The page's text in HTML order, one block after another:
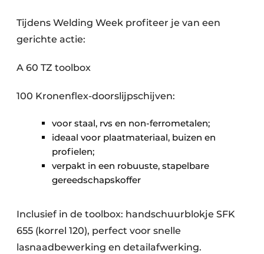
Tijdens Welding Week profiteer je van een
gerichte actie:
A 60 TZ toolbox
100 Kronenflex-doorslijpschijven:
voor staal, rvs en non-ferrometalen;
ideaal voor plaatmateriaal, buizen en
profielen;
verpakt in een robuuste, stapelbare
gereedschapskoffer
Inclusief in de toolbox: handschuurblokje SFK
655 (korrel 120), perfect voor snelle
lasnaadbewerking en detailafwerking.